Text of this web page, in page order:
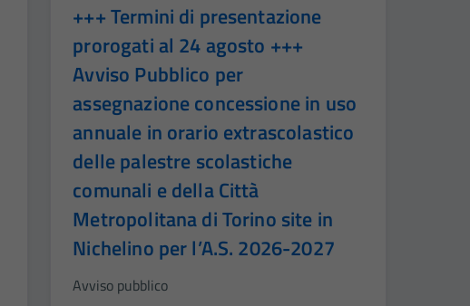
+++ Termini di presentazione
prorogati al 24 agosto +++
Avviso Pubblico per
assegnazione concessione in uso
annuale in orario extrascolastico
delle palestre scolastiche
comunali e della Città
Metropolitana di Torino site in
Nichelino per l’A.S. 2026-2027
Avviso pubblico